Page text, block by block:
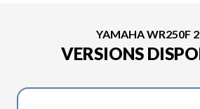
YAMAHA WR250F
VERSIONS